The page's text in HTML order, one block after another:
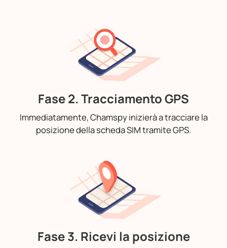
Fase 2. Tracciamento GPS
Immediatamente, Chamspy inizierà a tracciare la
posizione della scheda SIM tramite GPS.
Fase 3. Ricevi la posizione